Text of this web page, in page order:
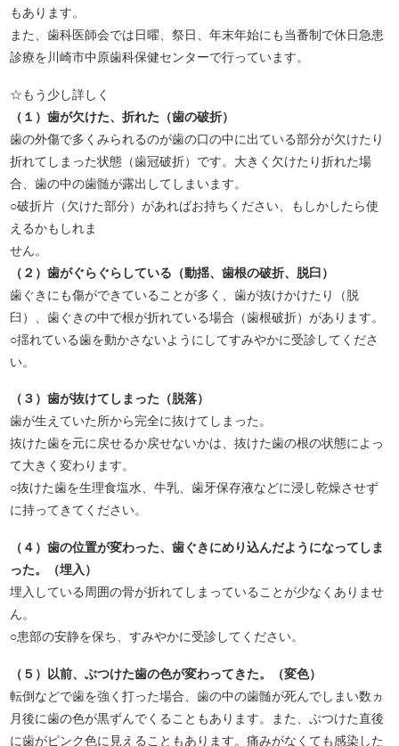
もあります。
また、歯科医師会では日曜、祭日、年末年始にも当番制で休日急患
診療を川崎市中原歯科保健センターで行っています。
☆もう少し詳しく
（１）歯が欠けた、折れた（歯の破折）
歯の外傷で多くみられるのが歯の口の中に出ている部分が欠けたり
折れてしまった状態（歯冠破折）です。大きく欠けたり折れた場
合、歯の中の歯髄が露出してしまいます。
○破折片（欠けた部分）があればお持ちください、もしかしたら使
えるかもしれま
せん。
（２）歯がぐらぐらしている（動揺、歯根の破折、脱臼）
歯ぐきにも傷ができていることが多く、歯が抜けかけたり（脱
臼）、歯ぐきの中で根が折れている場合（歯根破折）があります。
○揺れている歯を動かさないようにしてすみやかに受診してくださ
い。
（３）歯が抜けてしまった（脱落）
歯が生えていた所から完全に抜けてしまった。
抜けた歯を元に戻せるか戻せないかは、抜けた歯の根の状態によっ
て大きく変わります。
○抜けた歯を生理食塩水、牛乳、歯牙保存液などに浸し乾燥させず
に持ってきてください。
（４）歯の位置が変わった、歯ぐきにめり込んだようになってしま
った。（埋入）
埋入している周囲の骨が折れてしまっていることが少なくありませ
ん。
○患部の安静を保ち、すみやかに受診してください。
（５）以前、ぶつけた歯の色が変わってきた。（変色）
転倒などで歯を強く打った場合、歯の中の歯髄が死んでしまい数ヵ
月後に歯の色が黒ずんでくることもあります。また、ぶつけた直後
に歯がピンク色に見えることもあります。痛みがなくても感染した